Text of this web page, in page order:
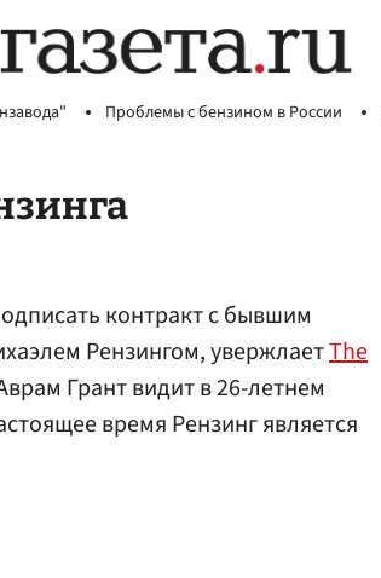
Проблемы с бензином в России
контракт с бывшим
Рензингом, увержлаетThe
Грант видит в 26-летнем
время Рензинг является